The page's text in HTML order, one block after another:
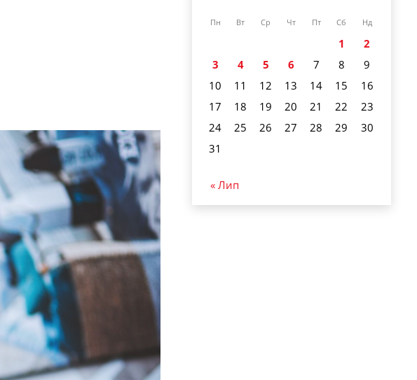
Пн Вт Ср Чт Пт Сб Нд
1
2
3
4 5 6 7 8
9
10
11 12 13 14 15
16
17
18 19 20 21 22
23
24
25 26 27 28 29
30
31
« Лип